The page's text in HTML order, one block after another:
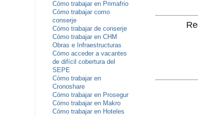
Cómo trabajar en Primafrio
Cómo trabajar como
conserje
Cómo trabajar de conserje
Cómo trabajar en CHM
Obras e Infraestructuras
Cómo acceder a vacantes
de difícil cobertura del
SEPE
Cómo trabajar en
Cronoshare
Cómo trabajar en Prosegur
Cómo trabajar en Makro
Cómo trabajar en Hoteles